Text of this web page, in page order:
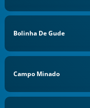
Bolinha De Gude
Campo Minado